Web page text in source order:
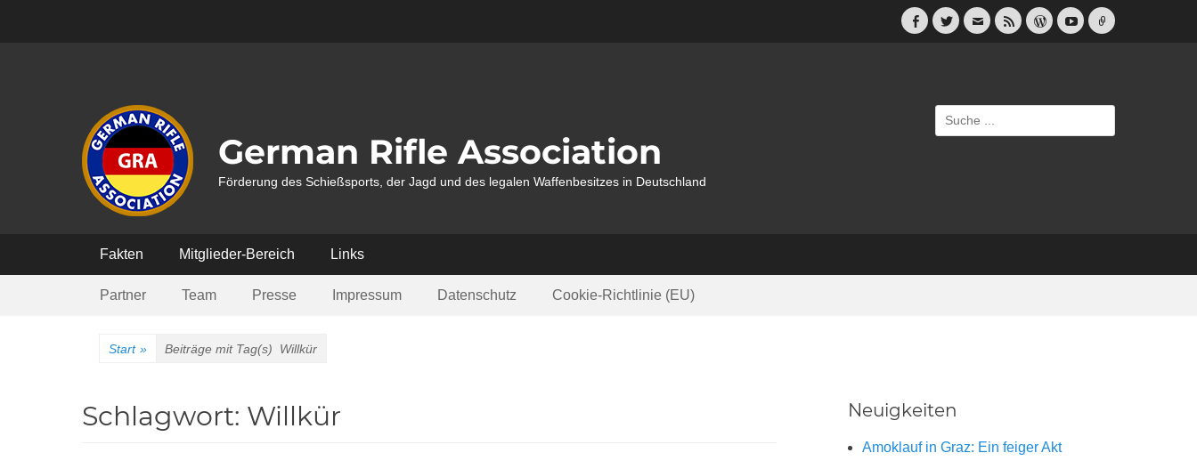
Facebook
Twitter
E-
Feed WordPress
YouTube
Link
German Rifle Association
Förderung des Schießsports, der Jagd und des legalen Waffenbesitzes in Deutschland
Suche
nach:
Hauptmenü
Fakten Mitglieder-Bereich Links
Submenü
Partner Team Presse Impressum Datenschutz Cookie-Richtlinie (EU)
Start » Beiträge mit Tag(s) Willkür
Schlagwort: Willkür Neuigkeiten
Amoklauf in Graz: Ein feiger Akt